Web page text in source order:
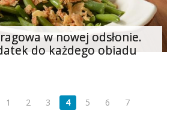
w nowej odsłonie.
do każdego obiadu
1 2 3 4 5 6
7